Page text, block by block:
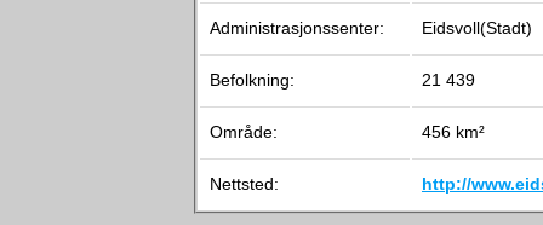
Administrasjonssenter: Eidsvoll(Stadt)
Befolkning: 21 439
Område: 456 km²
Nettsted: http://